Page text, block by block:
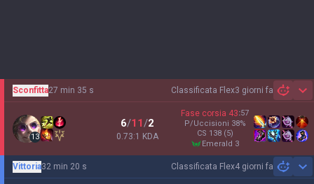
Classificata Flex3 giorni fa
Sconfitta27 min 35 s
13
6/11/2
0.73:1 KDA
Fase corsia 43:57
P/Uccisioni 38%
CS 138 (5)
emerald 3
Classificata Flex4 giorni fa
Vittoria32 min 20 s